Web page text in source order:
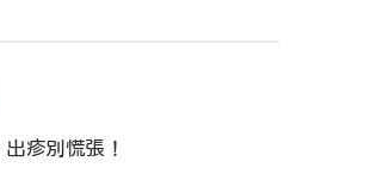
疹別慌張！